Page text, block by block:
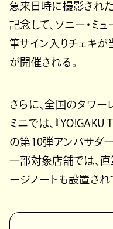
急来日時に撮影された
記念して、ソニー・ミ
筆サイン入りチェキが
が開催される。
さらに、全国のタワ
ミニでは、『YO!GAKU
の第10弾アンバサダ
一部対象店舗では、直
ージノートも設置され